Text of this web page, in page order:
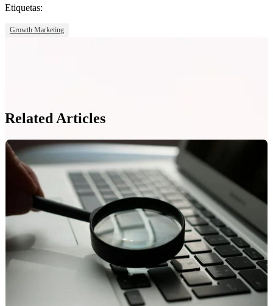
Etiquetas:
Growth Marketing
Related Articles